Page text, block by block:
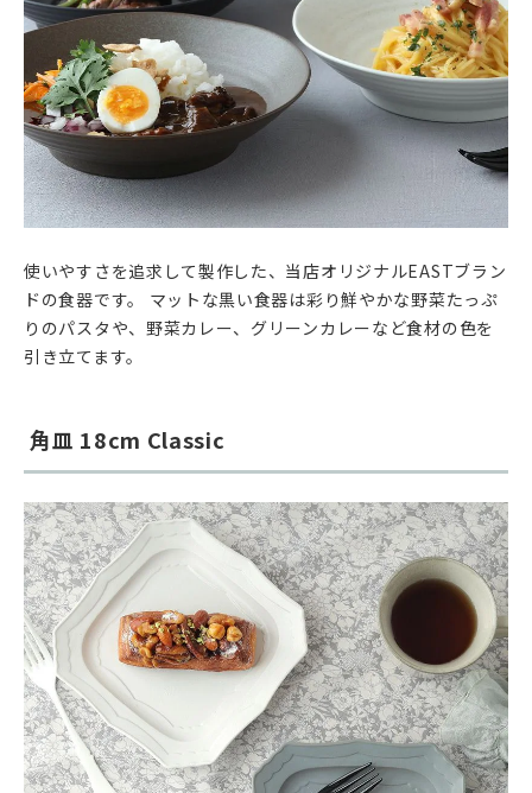
使いやすさを追求して製作した、当店オリジナルEASTブラン
ドの食器です。 マットな黒い食器は彩り鮮やかな野菜たっぷ
りのパスタや、野菜カレー、グリーンカレーなど食材の色を
引き立てます。
角皿 18cm Classic